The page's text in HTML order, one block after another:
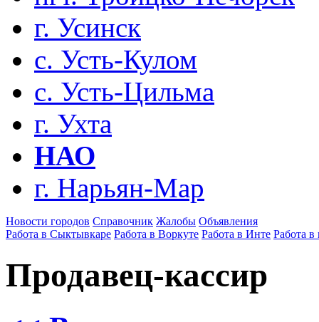
г. Усинск
с. Усть-Кулом
с. Усть-Цильма
г. Ухта
НАО
г. Нарьян-Мар
Новости городов Справочник Жалобы Объявления
Работа в Сыктывкаре Работа в Воркуте Работа в Инте Работа в
Продавец-кассир